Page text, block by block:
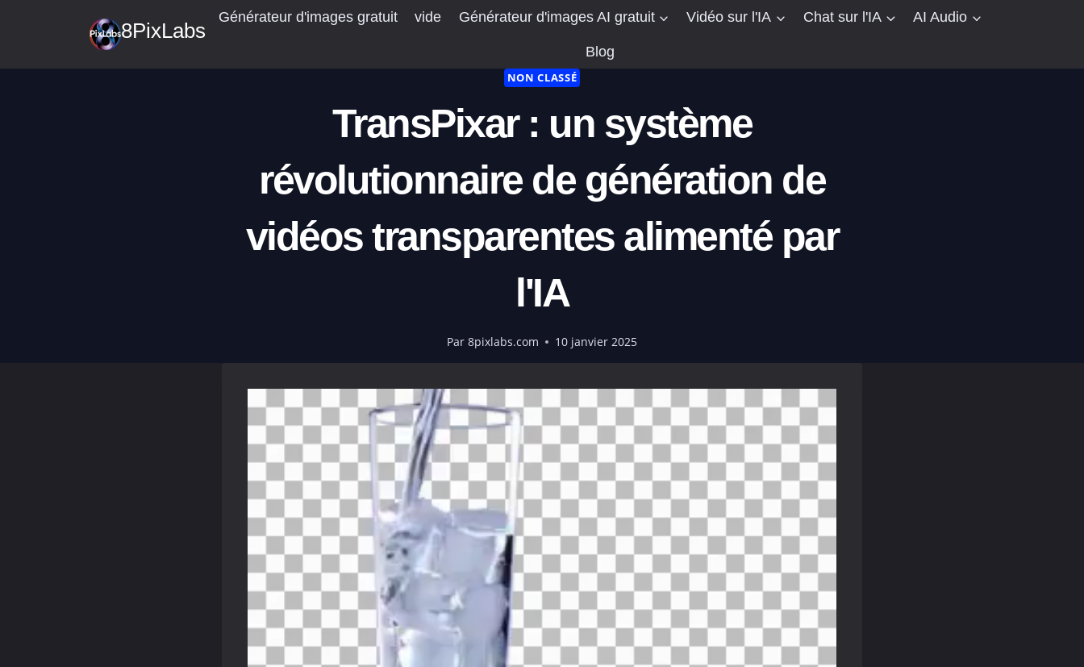
8PixLabs
Générateur d'images gratuit vide Générateur d'images AI gratuit Vidéo sur l'IA Chat sur l'IA AI Audio
Blog
NON CLASSÉ
TransPixar : un système
révolutionnaire de génération de
vidéos transparentes alimenté par
l'IA
Par 8pixlabs.com 10 janvier 2025